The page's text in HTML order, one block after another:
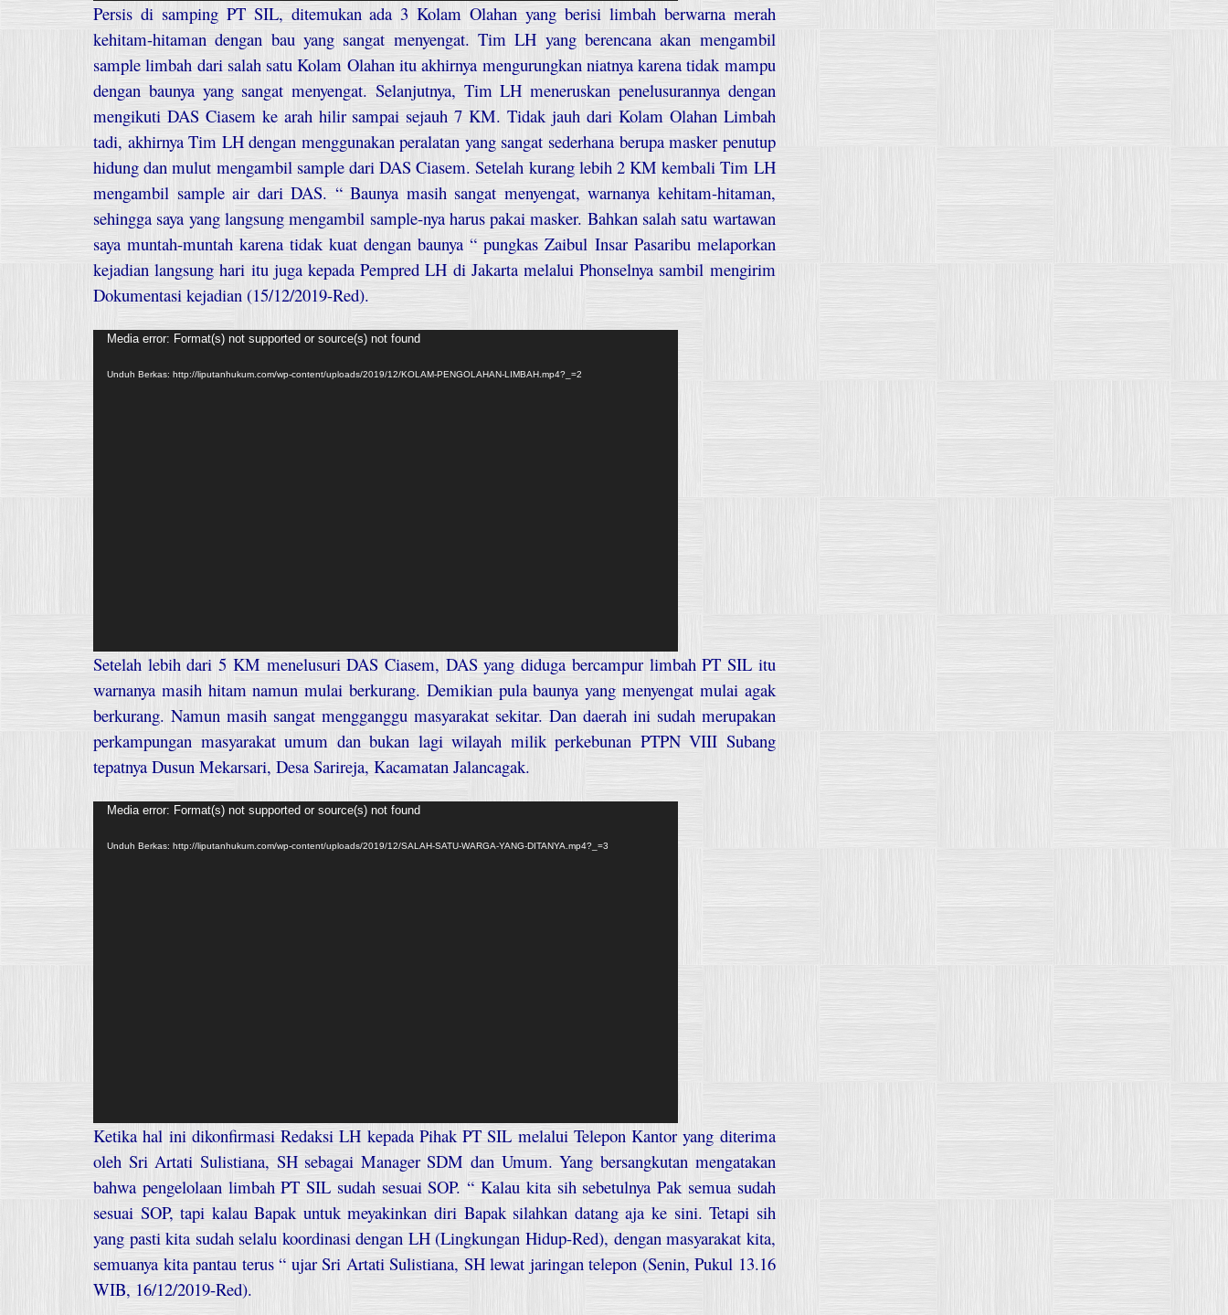
Persis di samping PT SIL, ditemukan ada 3 Kolam Olahan yang berisi limbah berwarna merah
kehitam-hitaman dengan bau yang sangat menyengat. Tim LH yang berencana akan mengambil
sample limbah dari salah satu Kolam Olahan itu akhirnya mengurungkan niatnya karena tidak mampu
dengan baunya yang sangat menyengat. Selanjutnya, Tim LH meneruskan penelusurannya dengan
mengikuti DAS Ciasem ke arah hilir sampai sejauh 7 KM. Tidak jauh dari Kolam Olahan Limbah
tadi, akhirnya Tim LH dengan menggunakan peralatan yang sangat sederhana berupa masker penutup
hidung dan mulut mengambil sample dari DAS Ciasem. Setelah kurang lebih 2 KM kembali Tim LH
mengambil sample air dari DAS. “ Baunya masih sangat menyengat, warnanya kehitam-hitaman,
sehingga saya yang langsung mengambil sample-nya harus pakai masker. Bahkan salah satu wartawan
saya muntah-muntah karena tidak kuat dengan baunya “ pungkas Zaibul Insar Pasaribu melaporkan
kejadian langsung hari itu juga kepada Pempred LH di Jakarta melalui Phonselnya sambil mengirim
Dokumentasi kejadian (15/12/2019-Red).
Pemutar
Media error: Format(s) not supported or source(s) not found
Unduh Berkas: http://liputanhukum.com/wp-content/uploads/2019/12/KOLAM-PENGOLAHAN-LIMBAH.mp4?_=2
Setelah lebih dari 5 KM menelusuri DAS Ciasem, DAS yang diduga bercampur limbah PT SIL itu
warnanya masih hitam namun mulai berkurang. Demikian pula baunya yang menyengat mulai agak
berkurang. Namun masih sangat mengganggu masyarakat sekitar. Dan daerah ini sudah merupakan
perkampungan masyarakat umum dan bukan lagi wilayah milik perkebunan PTPN VIII Subang
tepatnya Dusun Mekarsari, Desa Sarireja, Kacamatan Jalancagak.
Pemutar
Media error: Format(s) not supported or source(s) not found
Unduh Berkas: http://liputanhukum.com/wp-content/uploads/2019/12/SALAH-SATU-WARGA-YANG-DITANYA.mp4?_=3
Ketika hal ini dikonfirmasi Redaksi LH kepada Pihak PT SIL melalui Telepon Kantor yang diterima
oleh Sri Artati Sulistiana, SH sebagai Manager SDM dan Umum. Yang bersangkutan mengatakan
bahwa pengelolaan limbah PT SIL sudah sesuai SOP. “ Kalau kita sih sebetulnya Pak semua sudah
sesuai SOP, tapi kalau Bapak untuk meyakinkan diri Bapak silahkan datang aja ke sini. Tetapi sih
yang pasti kita sudah selalu koordinasi dengan LH (Lingkungan Hidup-Red), dengan masyarakat kita,
semuanya kita pantau terus “ ujar Sri Artati Sulistiana, SH lewat jaringan telepon (Senin, Pukul 13.16
WIB, 16/12/2019-Red).